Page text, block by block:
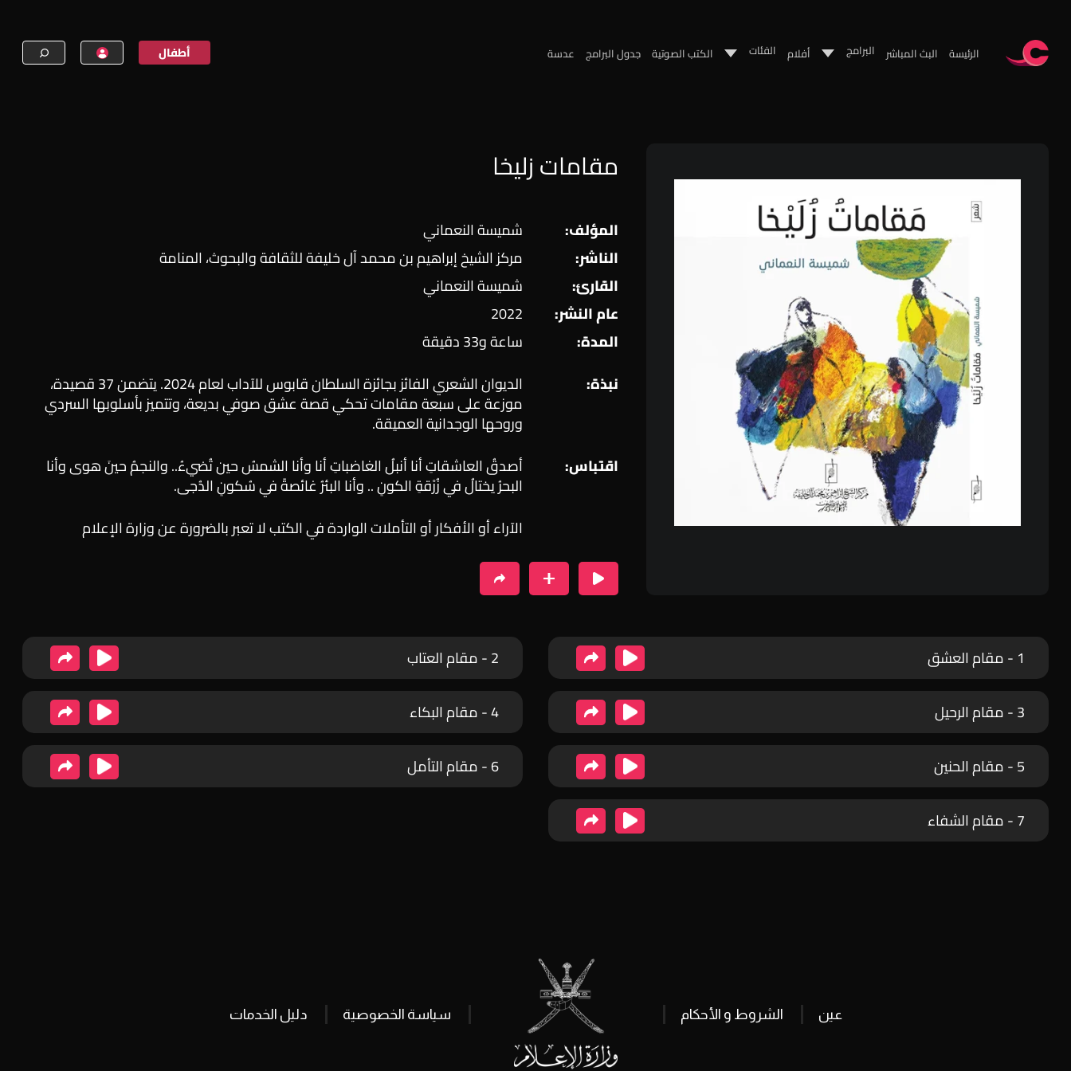
الرئيسة البث المباشر البرامج أفلام الفئات الكتب الصوتية جدول البرامج عدسة
أطفال
مقامات زليخا
المؤلف:
شميسة النعماني
الناشر:
مركز الشيخ إبراهيم بن محمد آل خليفة للثقافة والبحوث، المنامة
القارئ:
شميسة النعماني
عام النشر:
2022
المدة:
ساعة و33 دقيقة
نبذة:
الديوان الشعري الفائز بجائزة السلطان قابوس للآداب لعام 2024. يتضمن 37 قصيدة،
موزعة على سبعة مقامات تحكي قصة عشق صوفي بديعة، وتتميز بأسلوبها السردي
وروحها الوجدانية العميقة.
اقتباس:
أصدقُ العاشقاتِ أنا أنبلُ الغاضباتِ أنا وأنا الشمسُ حين تُضيءُ.. والنجمُ حينَ هوى وأنا
البحرُ يختالُ في زُرْقةِ الكونِ .. وأنا البئرُ غائصةً في سُكونِ الدُجى.
الآراء أو الأفكار أو التأملات الواردة في الكتب لا تعبر بالضرورة عن وزارة الإعلام
1 - مقام العشق 2 - مقام العتاب
3 - مقام الرحيل 4 - مقام البكاء
5 - مقام الحنين 6 - مقام التأمل
7 - مقام الشفاء
عين الشروط و الأحكام سياسة الخصوصية دليل الخدمات